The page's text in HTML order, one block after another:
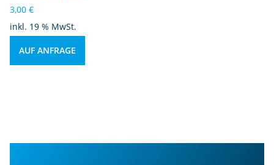
3,00 €
inkl. 19 % MwSt.
AUF ANFRAGE